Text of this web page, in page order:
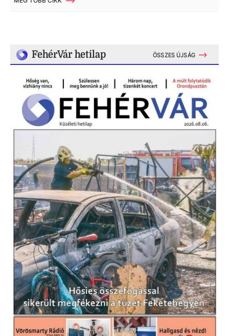
FehérVár hetilap ÖSSZES ÚJSÁG